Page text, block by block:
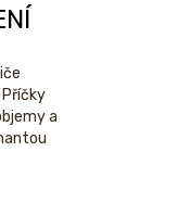
Příčky
a